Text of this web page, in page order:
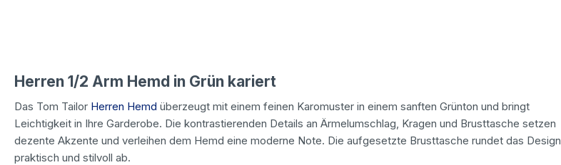
Herren 1/2 Arm Hemd in Grün kariert
Das Tom Tailor Herren Hemd überzeugt mit einem feinen Karomuster in einem sanften Grünton und bringt
Leichtigkeit in Ihre Garderobe. Die kontrastierenden Details an Ärmelumschlag, Kragen und Brusttasche setzen
dezente Akzente und verleihen dem Hemd eine moderne Note. Die aufgesetzte Brusttasche rundet das Design
praktisch und stilvoll ab.